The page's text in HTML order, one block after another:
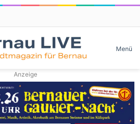
Menü
Anzeige